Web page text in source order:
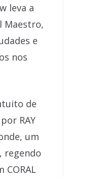
leva a
Maestro,
e
nos
de
RAY
um
regendo
CORAL